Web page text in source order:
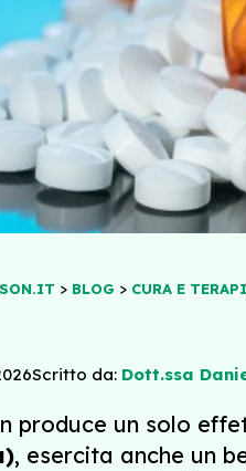
> BLOG > CURA E
Scritto da: Dott.ssa
produce un solo
, esercita anche un